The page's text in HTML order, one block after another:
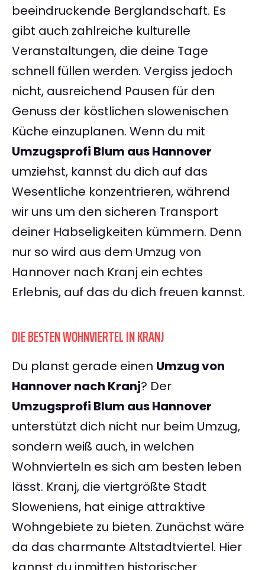
beeindruckende Berglandschaft. Es
gibt auch zahlreiche kulturelle
Veranstaltungen, die deine Tage
schnell füllen werden. Vergiss jedoch
nicht, ausreichend Pausen für den
Genuss der köstlichen slowenischen
Küche einzuplanen. Wenn du mit
Umzugsprofi Blum aus Hannover
umziehst, kannst du dich auf das
Wesentliche konzentrieren, während
wir uns um den sicheren Transport
deiner Habseligkeiten kümmern. Denn
nur so wird aus dem Umzug von
Hannover nach Kranj ein echtes
Erlebnis, auf das du dich freuen kannst.
DIE BESTEN WOHNVIERTEL IN KRANJ
Du planst gerade einen Umzug von
Hannover nach Kranj? Der
Umzugsprofi Blum aus Hannover
unterstützt dich nicht nur beim Umzug,
sondern weiß auch, in welchen
Wohnvierteln es sich am besten leben
lässt. Kranj, die viertgrößte Stadt
Sloweniens, hat einige attraktive
Wohngebiete zu bieten. Zunächst wäre
da das charmante Altstadtviertel. Hier